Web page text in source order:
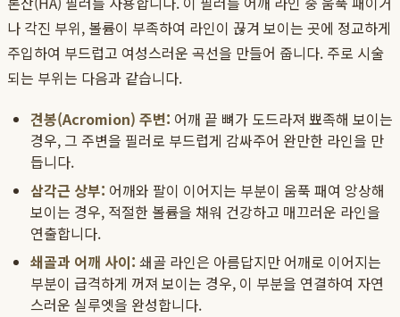
나 각진 부위, 볼륨이 부족하여 라인이 끊겨 보이는 곳에 정교하게
주입하여 부드럽고 여성스러운 곡선을 만들어 줍니다. 주로 시술
되는 부위는 다음과 같습니다.
견봉(Acromion) 주변: 어깨 끝 뼈가 도드라져 뾰족해 보이는
경우, 그 주변을 필러로 부드럽게 감싸주어 완만한 라인을 만
듭니다.
삼각근 상부: 어깨와 팔이 이어지는 부분이 움푹 패여 앙상해
보이는 경우, 적절한 볼륨을 채워 건강하고 매끄러운 라인을
연출합니다.
쇄골과 어깨 사이: 쇄골 라인은 아름답지만 어깨로 이어지는
부분이 급격하게 꺼져 보이는 경우, 이 부분을 연결하여 자연
스러운 실루엣을 완성합니다.